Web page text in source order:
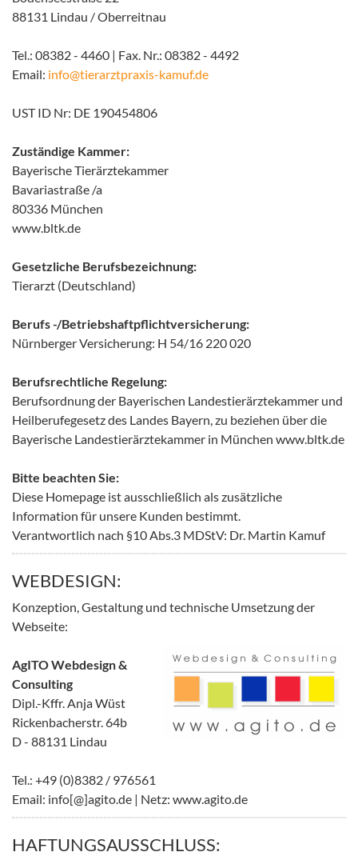
88131 Lindau / Oberreitnau
Tel.: 08382 - 4460 | Fax. Nr.: 08382 - 4492
Email: info@tierarztpraxis-kamuf.de
UST ID Nr: DE 190454806
Zuständige Kammer:
Bayerische Tierärztekammer
Bavariastraße /a
80336 München
www.bltk.de
Gesetzliche Berufsbezeichnung:
Tierarzt (Deutschland)
Berufs -/Betriebshaftpflichtversicherung:
Nürnberger Versicherung: H 54/16 220 020
Berufsrechtliche Regelung:
Berufsordnung der Bayerischen Landestierärztekammer und
Heilberufegesetz des Landes Bayern, zu beziehen über die
Bayerische Landestierärztekammer in München www.bltk.de
Bitte beachten Sie:
Diese Homepage ist ausschließlich als zusätzliche
Information für unsere Kunden bestimmt.
Verantwortlich nach §10 Abs.3 MDStV: Dr. Martin Kamuf
WEBDESIGN:
Konzeption, Gestaltung und technische Umsetzung der
Webseite:
AgITO Webdesign &
Consulting
Dipl.-Kffr. Anja Wüst
Rickenbacherstr. 64b
D - 88131 Lindau
Tel.: +49 (0)8382 / 976561
Email: info[@]agito.de | Netz: www.agito.de
HAFTUNGSAUSSCHLUSS: